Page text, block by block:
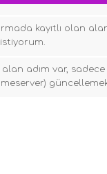
kayıtlı olan
adım var, sadece